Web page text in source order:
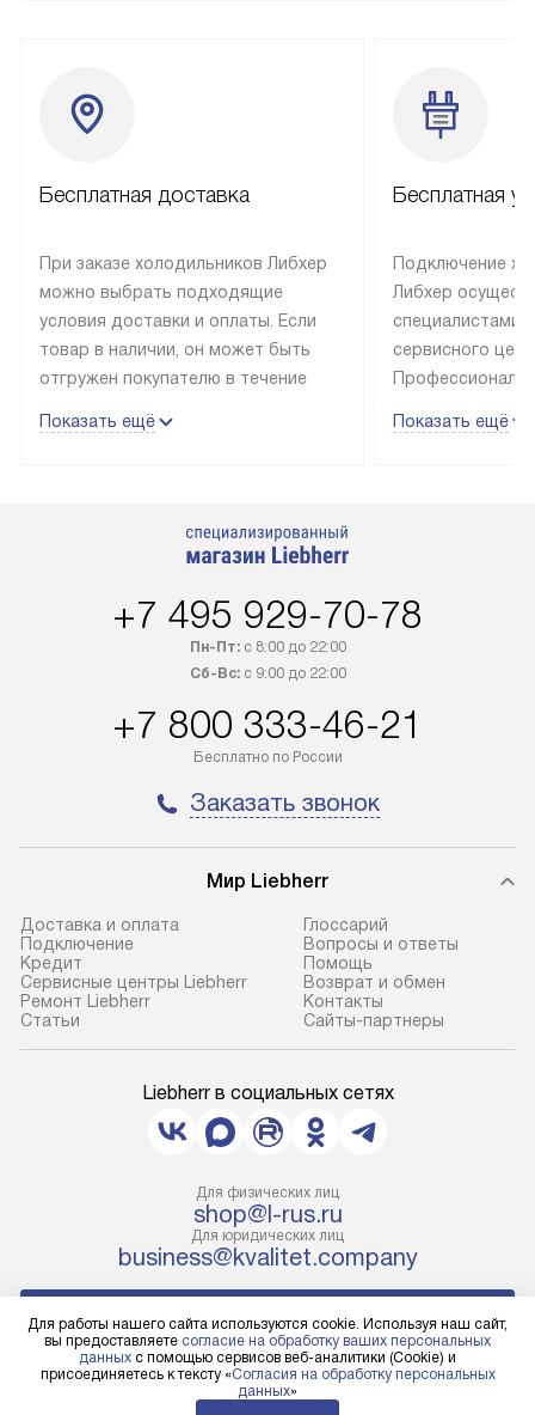
Бесплатная доставка
При заказе холодильников Либхер
можно выбрать подходящие
условия доставки и оплаты. Если
товар в наличии, он может быть
отгружен покупателю в течение
лейблом доставляется бесплатно
Показать ещё
Бесплатная
Подключение
Либхер
специалистами
сервисного
эксплуатации
Показать ещё
+7 495 929-70-78
Пн-Пт:с 8:00 до 22:00
Сб-Вс:с 9:00 до 22:00
+7 800 333-46-21
Бесплатно по России
Заказать звонок
Мир Liebherr
Доставка и оплата
Подключение
Кредит
Сервисные центры Liebherr
Ремонт Liebherr
Cтатьи
Глоссарий
Вопросы и ответы
Помощь
Возврат и обмен
Контакты
Сайты-партнеры
Liebherr в социальных сетях
Для физических лиц
shop@l-rus.ru
Для юридических лиц
business@kvalitet.company
Политика конфиденциальности
Условия продажи
Для работы нашего сайта используются cookie. Используя наш сайт,
вы предоставляете согласие на обработку ваших персональных
данных с помощью сервисов веб-аналитики (Cookie) и
присоединяетесь к тексту «Согласия на обработку персональных
данных»